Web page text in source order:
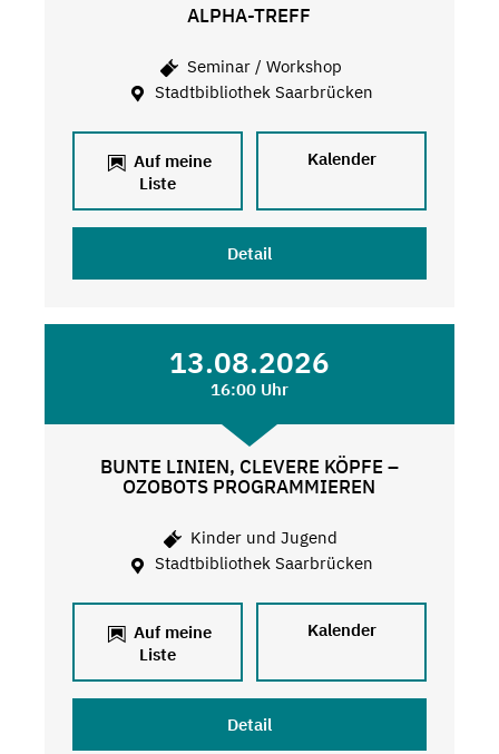
ALPHA-TREFF
Seminar / Workshop
Stadtbibliothek Saarbrücken
Auf meine
Liste
Kalender
Detail
13.08.2026
16:00 Uhr
BUNTE LINIEN, CLEVERE KÖPFE –
OZOBOTS PROGRAMMIEREN
Kinder und Jugend
Stadtbibliothek Saarbrücken
Auf meine
Liste
Kalender
Detail